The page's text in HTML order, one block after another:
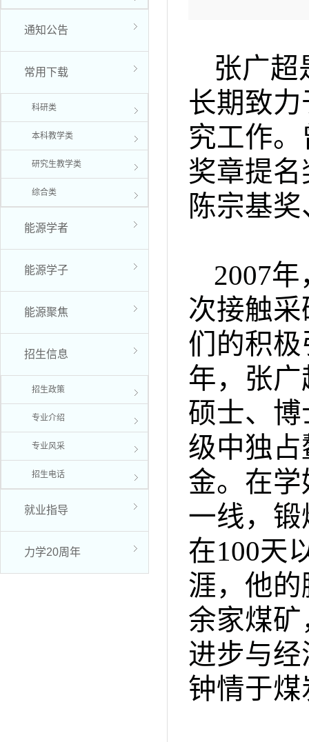
通知公告
常用下载
科研类
本科教学类
研究生教学类
综合类
能源学者
能源学子
能源聚焦
招生信息
招生政策
专业介绍
专业风采
招生电话
就业指导
力学20周年
张广超
长期致
究工作
奖章提
陈宗基
2007年
次接触
们的积
年，张
硕士、
级中独
金。在
一线，
在100天
涯，他
余家煤
进步与
钟情于